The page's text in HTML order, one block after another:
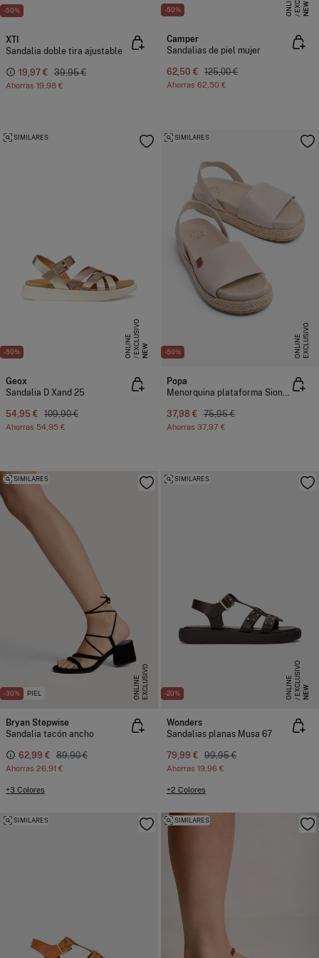
-50%
XTI
Sandalia doble tira ajustable
19,97 € 39,95 €
Ahorras 19,98 €
-50% NEW
Camper
Sandalias de piel mujer
62,50 € 125,00 €
Ahorras 62,50 €
-50% NEW
E
X
C
L
US
I
V
O
O
N
L
I
N
E
SIMILARES
Geox
Sandalia D Xand 25
54,95 € 109,90 €
Ahorras 54,95 €
-50% E
X
C
L
U
SI
V
O
O
N
L
I
N
E
SIMILARES
Popa
37,98 € 75,95 €
Ahorras 37,97 €
-30% PIEL E
X
C
L
U
SI
V
O
O
N
L
I
N
E
SIMILARES
Bryan Stepwise
Sandalia tacón ancho
62,99 € 89,90 €
Ahorras 26,91 €
+3 Colores
-20% NEW
E
X
C
L
US
I
V
O
O
N
L
I
N
E
SIMILARES
Wonders
Sandalias planas Musa 67
79,99 € 99,95 €
Ahorras 19,96 €
+2 Colores
SIMILARES SIMILARES